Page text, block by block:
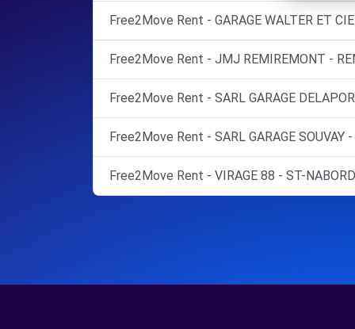
Free2Move Rent - GARAGE WALTER ET
Free2Move Rent - JMJ REMIREMONT -
Free2Move Rent - SARL GARAGE
Free2Move Rent - SARL GARAGE SOUVAY
Free2Move Rent - VIRAGE 88 - ST-